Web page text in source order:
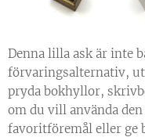
Denna lilla ask är inte
förvaringsalternativ,
pryda bokhyllor,
om du vill använda
favoritföremål eller ge